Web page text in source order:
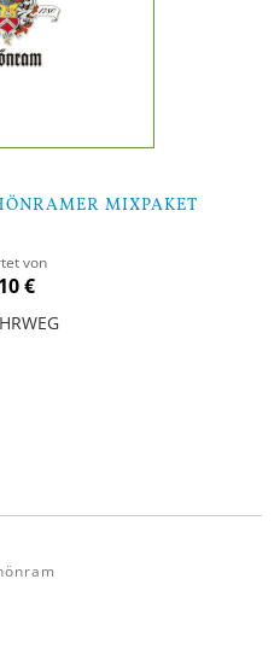
MIXPAKET
von
€